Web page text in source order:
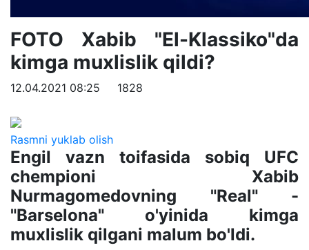
FOTO Xabib "El-Klassiko"da
kimga muxlislik qildi?
12.04.2021 08:25 1828
Rasmni yuklab olish
Engil vazn toifasida sobiq UFC
chempioni Xabib
Nurmagomedovning "Real" -
"Barselona" o'yinida kimga
muxlislik qilgani malum bo'ldi.